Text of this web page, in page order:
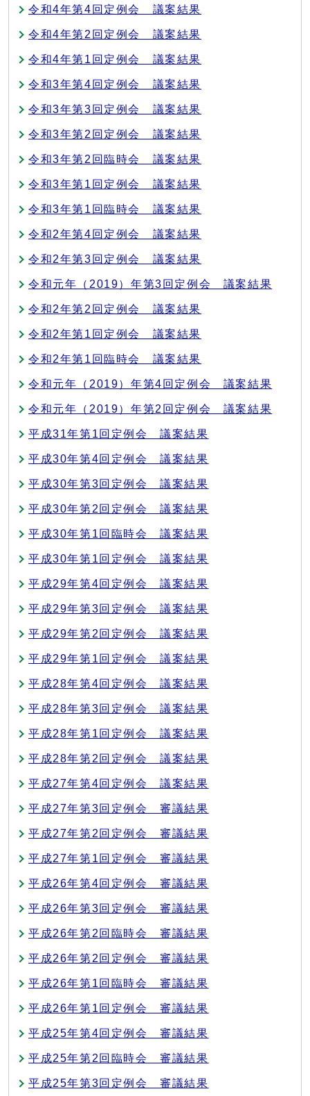
令和4年第4回定例会 議案結果
令和4年第2回定例会 議案結果
令和4年第1回定例会 議案結果
令和3年第4回定例会 議案結果
令和3年第3回定例会 議案結果
令和3年第2回定例会 議案結果
令和3年第2回臨時会 議案結果
令和3年第1回定例会 議案結果
令和3年第1回臨時会 議案結果
令和2年第4回定例会 議案結果
令和2年第3回定例会 議案結果
令和元年（2019）年第3回定例会 議案結果
令和2年第2回定例会 議案結果
令和2年第1回定例会 議案結果
令和2年第1回臨時会 議案結果
令和元年（2019）年第4回定例会 議案結果
令和元年（2019）年第2回定例会 議案結果
平成31年第1回定例会 議案結果
平成30年第4回定例会 議案結果
平成30年第3回定例会 議案結果
平成30年第2回定例会 議案結果
平成30年第1回臨時会 議案結果
平成30年第1回定例会 議案結果
平成29年第4回定例会 議案結果
平成29年第3回定例会 議案結果
平成29年第2回定例会 議案結果
平成29年第1回定例会 議案結果
平成28年第4回定例会 議案結果
平成28年第3回定例会 議案結果
平成28年第1回定例会 議案結果
平成28年第2回定例会 議案結果
平成27年第4回定例会 議案結果
平成27年第3回定例会 審議結果
平成27年第2回定例会 審議結果
平成27年第1回定例会 審議結果
平成26年第4回定例会 審議結果
平成26年第3回定例会 審議結果
平成26年第2回臨時会 審議結果
平成26年第2回定例会 審議結果
平成26年第1回臨時会 審議結果
平成26年第1回定例会 審議結果
平成25年第4回定例会 審議結果
平成25年第2回臨時会 審議結果
平成25年第3回定例会 審議結果